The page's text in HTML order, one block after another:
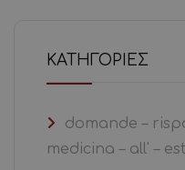
KΑΤΗΓΟΡΊΕΣ
domande –
medicina – all' –